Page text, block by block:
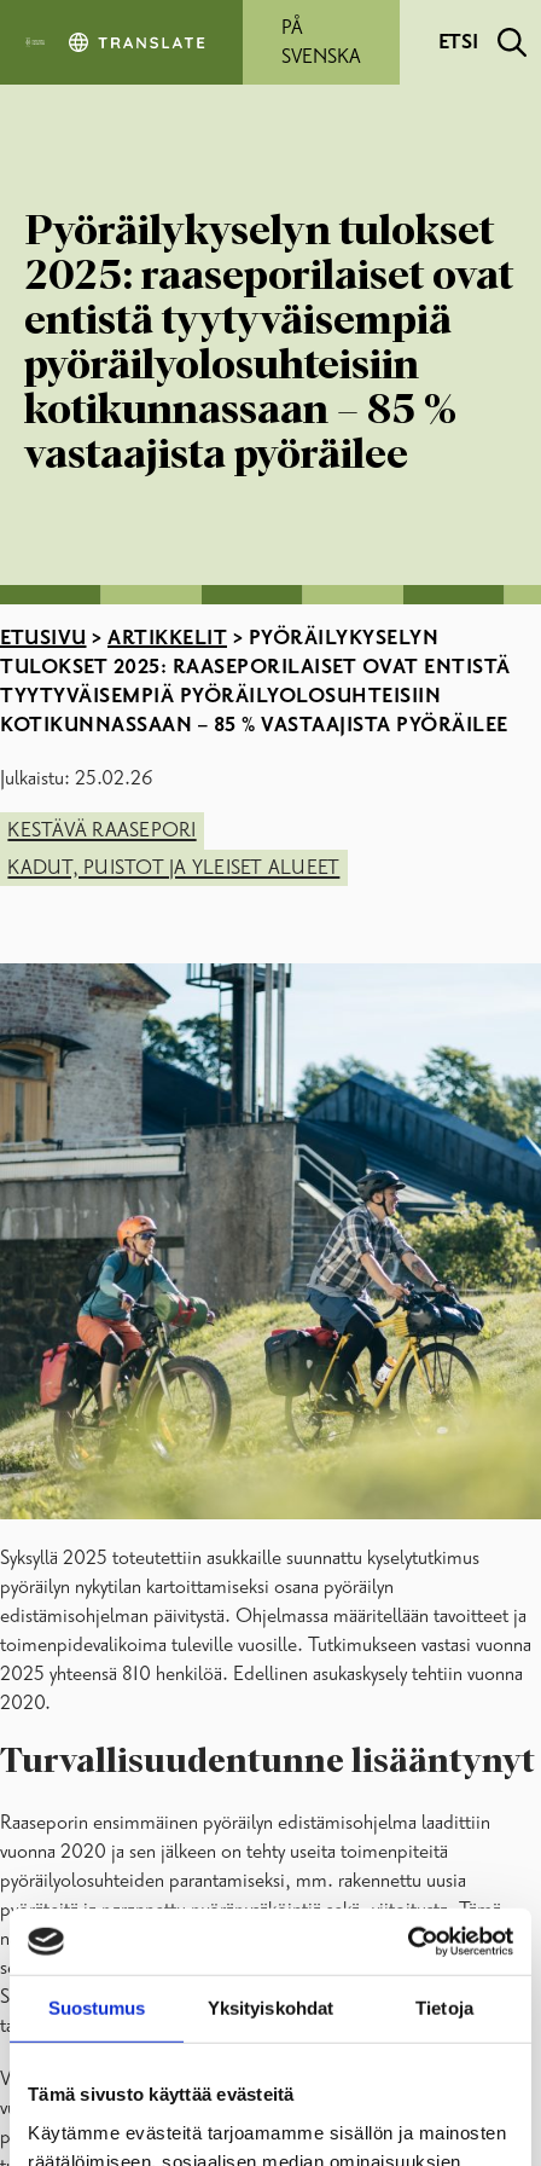
Suostumus Yksityiskohdat Tietoja
Tämä sivusto käyttää evästeitä
Käytämme evästeitä tarjoamamme sisällön ja mainosten
räätälöimiseen, sosiaalisen median ominaisuuksien
PÅ
SVENSKA
ETSI
Pyöräilykyselyn tulokset
2025: raaseporilaiset ovat
entistä tyytyväisempiä
pyöräilyolosuhteisiin
kotikunnassaan – 85 %
vastaajista pyöräilee
ETUSIVU > ARTIKKELIT > PYÖRÄILYKYSELYN
TULOKSET 2025: RAASEPORILAISET OVAT ENTISTÄ
TYYTYVÄISEMPIÄ PYÖRÄILYOLOSUHTEISIIN
KOTIKUNNASSAAN – 85 % VASTAAJISTA PYÖRÄILEE
Julkaistu: 25.02.26
KESTÄVÄ RAASEPORI
KADUT, PUISTOT JA YLEISET ALUEET
Syksyllä 2025 toteutettiin asukkaille suunnattu kyselytutkimus
pyöräilyn nykytilan kartoittamiseksi osana pyöräilyn
edistämisohjelman päivitystä. Ohjelmassa määritellään tavoitteet ja
toimenpidevalikoima tuleville vuosille. Tutkimukseen vastasi vuonna
2025 yhteensä 810 henkilöä. Edellinen asukaskysely tehtiin vuonna
2020.
Turvallisuudentunne lisääntynyt
Raaseporin ensimmäinen pyöräilyn edistämisohjelma laadittiin
vuonna 2020 ja sen jälkeen on tehty useita toimenpiteitä
pyöräilyolosuhteiden parantamiseksi, mm. rakennettu uusia
pyöräteitä ja parannettu pyöräpysäköintiä sekä -viitoitusta. Tämä
näkyy asukkaiden kokemuksissa. Erityisesti turvallisuuden kokemus
sekä pyöräilyyn liittyvä tyytyväisyys ovat parantuneet viime vuosina.
Silti edelleen moni jättää pyöräilyn väliin turvattomuuden tunteen
takia.
Vastaajista 85 % kertoo liikkuvansa pyörällä ylipäänsä ja 14 % ympäri
vuoden. 15 % vastaajista sen sijaan ei pyöräile lainkaan. Yleisin syy
pyöräilemättä jättämiseen tai harvoin pyöräilyyn on turvattomuuden